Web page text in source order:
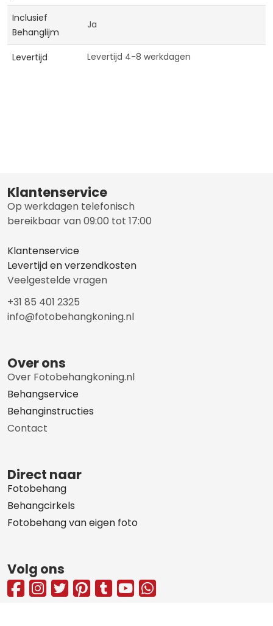
Inclusief
Behanglijm
Ja
Levertijd Levertijd 4-8 werkdagen
Klantenservice
Op werkdagen telefonisch
bereikbaar van 09:00 tot 17:00
Klantenservice
Levertijd en verzendkosten
Veelgestelde vragen
+31 85 401 2325
info@fotobehangkoning.nl
Over ons
Over Fotobehangkoning.nl
Behangservice
Behanginstructies
Contact
Direct naar
Fotobehang
Behangcirkels
Fotobehang van eigen foto
Volg ons